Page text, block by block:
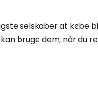
selskaber at købe
bruge dem, når du